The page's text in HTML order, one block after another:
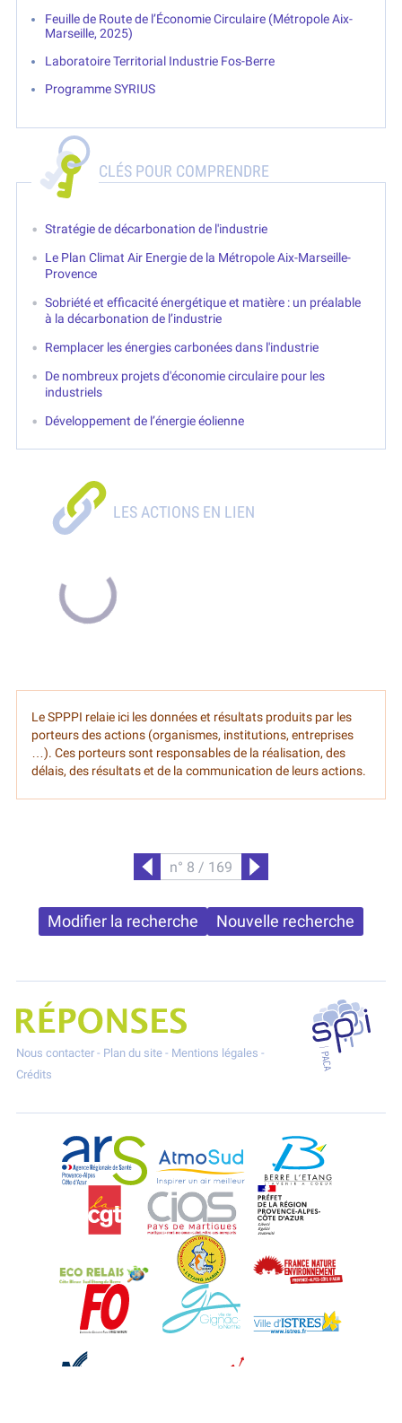
Feuille de Route de l’Économie Circulaire (Métropole Aix-
Marseille, 2025)
Laboratoire Territorial Industrie Fos-Berre
Programme SYRIUS
CLÉS POUR COMPRENDRE
Stratégie de décarbonation de l'industrie
Le Plan Climat Air Energie de la Métropole Aix-Marseille-
Provence
Sobriété et efficacité énergétique et matière : un préalable
à la décarbonation de l’industrie
Remplacer les énergies carbonées dans l'industrie
De nombreux projets d'économie circulaire pour les
industriels
Développement de l’énergie éolienne
Le SPPPI relaie ici les données et résultats produits par les
porteurs des actions (organismes, institutions, entreprises
…). Ces porteurs sont responsables de la réalisation, des
délais, des résultats et de la communication de leurs actions.
Précédent
n° 8 / 169 Suivant
Modifier la recherche Nouvelle recherche
Projet Réponses - Réduire les POllutioNs en Santé Environnement
Nous contacter- Plan du site- Mentions légales -
Crédits
SPPPI
ARS Paca AtmoSud Berre l'Etang
CIAS
Eco-Relais Côte BleueEtang marin
Force Ouvrière Gignac-la-Nerthe